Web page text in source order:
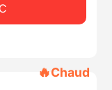
🔥Chaud